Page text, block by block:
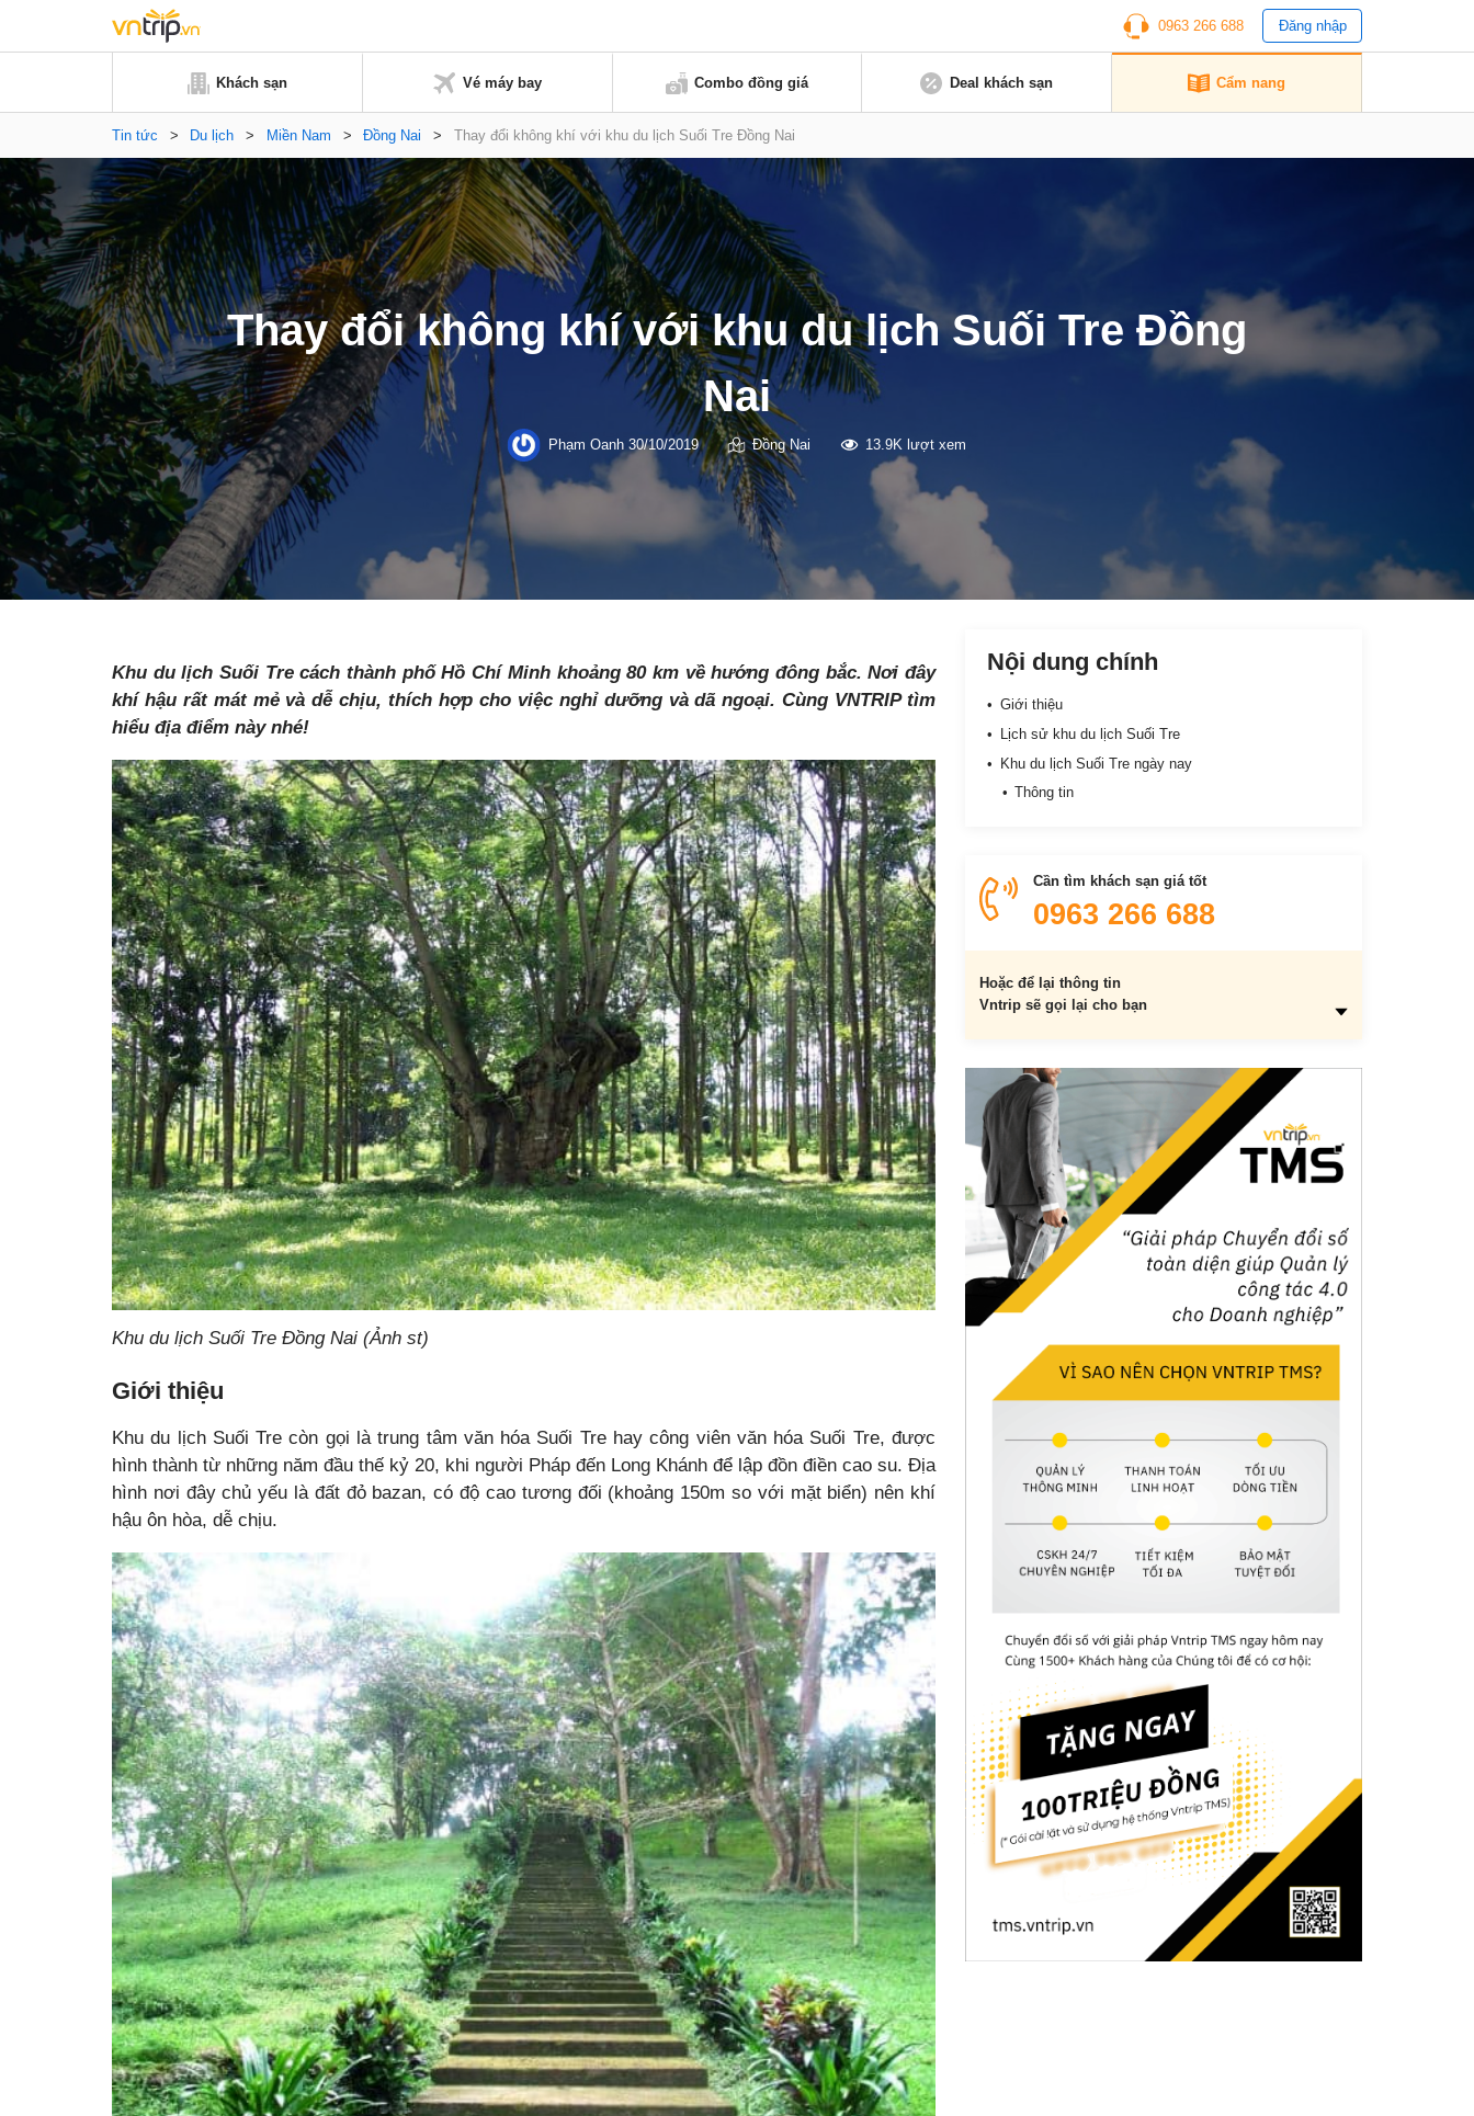
0963 266 688 Đăng nhập
Khách sạn Vé máy bay Combo đồng giá Deal khách sạn Cẩm nang
Tin tức > Du lịch > Miền Nam > Đồng Nai > Thay đổi không khí với khu du lịch Suối Tre Đồng Nai
Thay đổi không khí với khu du lịch Suối Tre Đồng
Nai
Phạm Oanh30/10/2019 Đồng Nai 13.9K lượt xem
Khu du lịch Suối Tre cách thành phố Hồ Chí Minh khoảng 80 km về hướng đông bắc. Nơi đây
khí hậu rất mát mẻ và dễ chịu, thích hợp cho việc nghỉ dưỡng và dã ngoại. Cùng VNTRIP tìm
hiểu địa điểm này nhé!
Khu du lịch Suối Tre Đồng Nai (Ảnh st)
Giới thiệu
Khu du lịch Suối Tre còn gọi là trung tâm văn hóa Suối Tre hay công viên văn hóa Suối Tre, được
hình thành từ những năm đầu thế kỷ 20, khi người Pháp đến Long Khánh để lập đồn điền cao su. Địa
hình nơi đây chủ yếu là đất đỏ bazan, có độ cao tương đối (khoảng 150m so với mặt biển) nên khí
hậu ôn hòa, dễ chịu.
Nội dung chính
Giới thiệu
Lịch sử khu du lịch Suối Tre
Khu du lịch Suối Tre ngày nay
Thông tin
Cần tìm khách sạn giá tốt
0963 266 688
Hoặc để lại thông tin
Vntrip sẽ gọi lại cho bạn